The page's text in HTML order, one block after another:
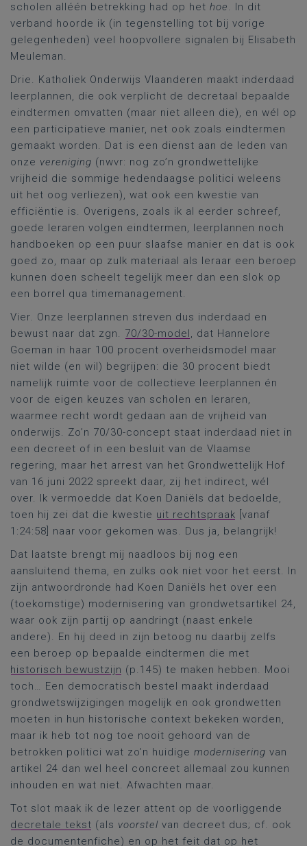
scholen alléén betrekking had op het hoe. In dit
verband hoorde ik (in tegenstelling tot bij vorige
gelegenheden) veel hoopvollere signalen bij Elisabeth
Meuleman.
Drie. Katholiek Onderwijs Vlaanderen maakt inderdaad
leerplannen, die ook verplicht de decretaal bepaalde
eindtermen omvatten (maar niet alleen die), en wél op
een participatieve manier, net ook zoals eindtermen
gemaakt worden. Dat is een dienst aan de leden van
onze vereniging (nwvr: nog zo’n grondwettelijke
vrijheid die sommige hedendaagse politici weleens
uit het oog verliezen), wat ook een kwestie van
efficiëntie is. Overigens, zoals ik al eerder schreef,
goede leraren volgen eindtermen, leerplannen noch
handboeken op een puur slaafse manier en dat is ook
goed zo, maar op zulk materiaal als leraar een beroep
kunnen doen scheelt tegelijk meer dan een slok op
een borrel qua timemanagement.
Vier. Onze leerplannen streven dus inderdaad en
bewust naar dat zgn. 70/30-model, dat Hannelore
Goeman in haar 100 procent overheidsmodel maar
niet wilde (en wil) begrijpen: die 30 procent biedt
namelijk ruimte voor de collectieve leerplannen én
voor de eigen keuzes van scholen en leraren,
waarmee recht wordt gedaan aan de vrijheid van
onderwijs. Zo’n 70/30-concept staat inderdaad niet in
een decreet of in een besluit van de Vlaamse
regering, maar het arrest van het Grondwettelijk Hof
van 16 juni 2022 spreekt daar, zij het indirect, wél
over. Ik vermoedde dat Koen Daniëls dat bedoelde,
toen hij zei dat die kwestie uit rechtspraak [vanaf
1:24:58] naar voor gekomen was. Dus ja, belangrijk!
Dat laatste brengt mij naadloos bij nog een
aansluitend thema, en zulks ook niet voor het eerst. In
zijn antwoordronde had Koen Daniëls het over een
(toekomstige) modernisering van grondwetsartikel 24,
waar ook zijn partij op aandringt (naast enkele
andere). En hij deed in zijn betoog nu daarbij zelfs
een beroep op bepaalde eindtermen die met
historisch bewustzijn (p.145) te maken hebben. Mooi
toch… Een democratisch bestel maakt inderdaad
grondwetswijzigingen mogelijk en ook grondwetten
moeten in hun historische context bekeken worden,
maar ik heb tot nog toe nooit gehoord van de
betrokken politici wat zo’n huidige modernisering van
artikel 24 dan wel heel concreet allemaal zou kunnen
inhouden en wat niet. Afwachten maar.
Tot slot maak ik de lezer attent op de voorliggende
decretale tekst (als voorstel van decreet dus; cf. ook
de documentenfiche) en op het feit dat op het